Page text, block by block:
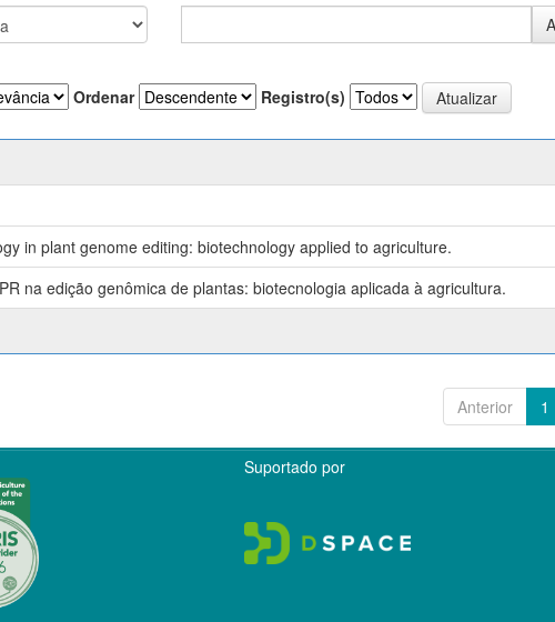
Ordenar Registro(s)
in plant genome editing: biotechnology applied to agriculture.
na edição genômica de plantas: biotecnologia aplicada à agricultura.
Anterior 1
Suportado por